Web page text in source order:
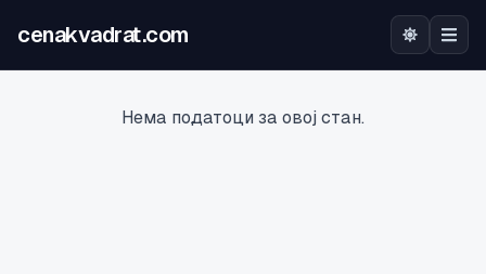
cenakvadrat.com
Нема податоци за овој стан.